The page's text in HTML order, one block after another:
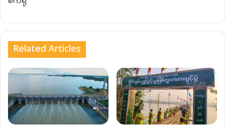
Related Articles